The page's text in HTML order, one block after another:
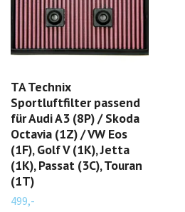
TA Technix
Sportluftfilter passend
für Audi A3 (8P) / Skoda
Octavia (1Z) / VW Eos
(1F), Golf V (1K), Jetta
(1K), Passat (3C), Touran
(1T)
499,-